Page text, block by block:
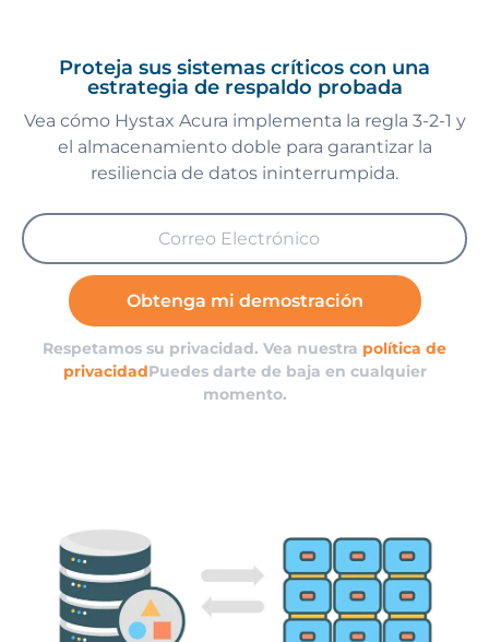
Proteja sus sistemas críticos con una
estrategia de respaldo probada
Vea cómo Hystax Acura implementa la regla 3-2-1 y
el almacenamiento doble para garantizar la
resiliencia de datos ininterrumpida.
Obtenga mi demostración
Respetamos su privacidad. Vea nuestra política de
privacidadPuedes darte de baja en cualquier
momento.